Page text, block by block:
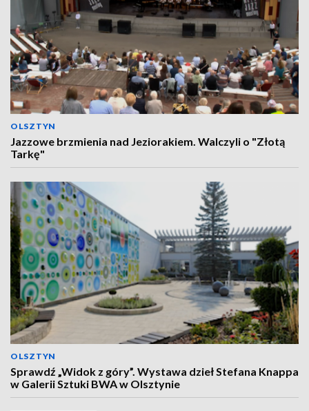
OLSZTYN
Jazzowe brzmienia nad Jeziorakiem. Walczyli o "Złotą
Tarkę"
OLSZTYN
Sprawdź „Widok z góry”. Wystawa dzieł Stefana Knappa
w Galerii Sztuki BWA w Olsztynie